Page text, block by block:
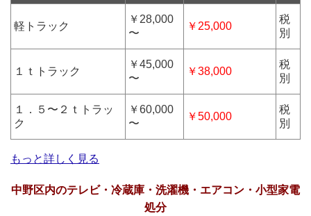
軽トラック
￥28,000
〜
￥25,000
税
別
１ｔトラック
￥45,000
〜
￥38,000
税
別
１．５〜２ｔトラッ
ク
￥60,000
〜
￥50,000
税
別
もっと詳しく見る
中野区内のテレビ・冷蔵庫・洗濯機・エアコン・小型家電
処分